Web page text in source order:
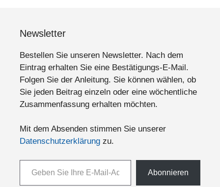
Newsletter
Bestellen Sie unseren Newsletter. Nach dem
Eintrag erhalten Sie eine Bestätigungs-E-Mail.
Folgen Sie der Anleitung. Sie können wählen, ob
Sie jeden Beitrag einzeln oder eine wöchentliche
Zusammenfassung erhalten möchten.
Mit dem Absenden stimmen Sie unserer
Datenschutzerklärung zu.
Geben Sie Ihre E-Mail-Adresse ein ...
Abonnieren